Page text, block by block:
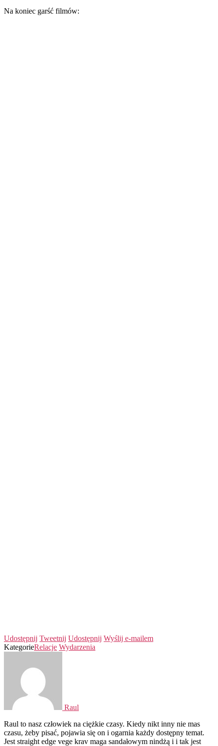
Na koniec garść filmów:
Udostępnij Tweetnij Udostępnij Wyślij e-mailem
KategorieRelacje Wydarzenia
Raul
Raul to nasz człowiek na ciężkie czasy. Kiedy nikt inny nie mas
czasu, żeby pisać, pojawia się on i ogarnia każdy dostępny temat.
Jest straight edge vege krav maga sandałowym nindżą i i tak jest